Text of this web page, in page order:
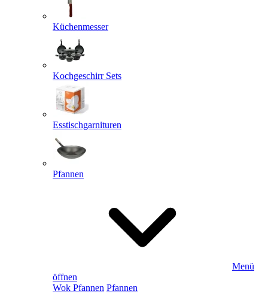
Küchenmesser
Kochgeschirr Sets
Esstischgarnituren
Pfannen
Menü
öffnen
Wok Pfannen Pfannen